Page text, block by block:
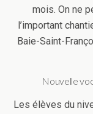
mois. On ne
l’important
Baie-Saint-
Nouvelle
Les élèves du